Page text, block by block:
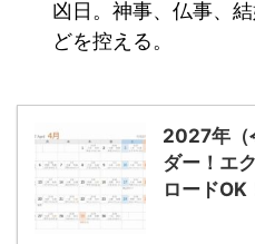
凶日。神事、仏事、
どを控える。
2027年（
ダー！エ
ロードOK